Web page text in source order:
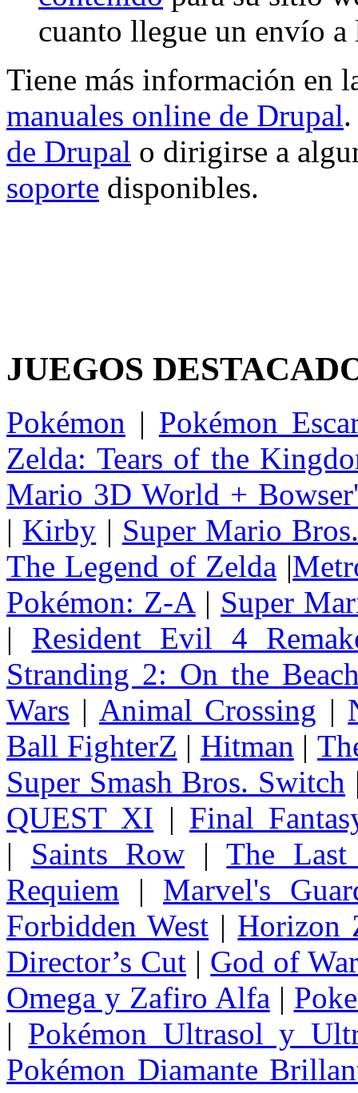
cuanto llegue un envío
Tiene más información en
manuales online de Drupal
de Drupal o dirigirse a
soporte disponibles.
JUEGOS
Pokémon | Pokémon
Zelda: Tears of the
Mario 3D World +
| Kirby | Super Mario
The Legend of Zelda |
Pokémon: Z-A | Super
| Resident Evil 4
Stranding 2: On the
Wars | Animal Crossing |
Ball FighterZ | Hitman |
Super Smash Bros. Switch
QUEST XI | Final
| Saints Row |The
Requiem | Marvel's
Forbidden West | Horizon
Director’s Cut | God of
Omega y Zafiro Alfa |
| Pokémon Ultrasol y
Pokémon Diamante